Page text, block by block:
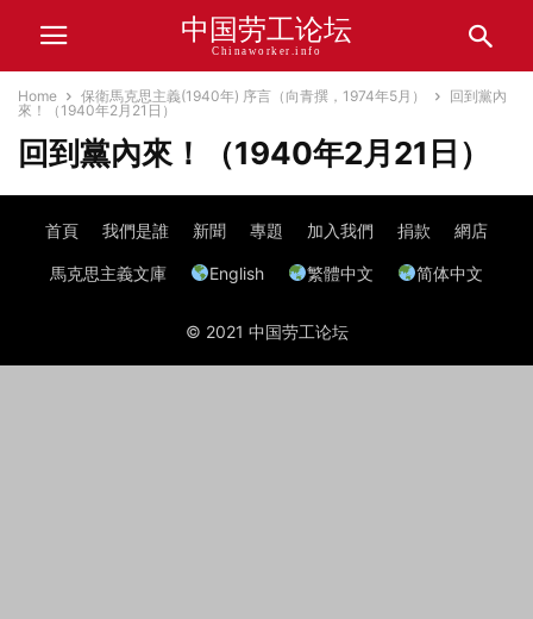
中国劳工论坛
Chinaworker.info
Home 保衛馬克思主義(1940年) 序言（向青撰，1974年5月）
回到黨內
來！（1940年2月21日）
回到黨內來！（1940年2月21日）
首頁 我們是誰 新聞 專題 加入我們 捐款 網店
馬克思主義文庫 English 繁體中文 简体中文
© 2021 中国劳工论坛